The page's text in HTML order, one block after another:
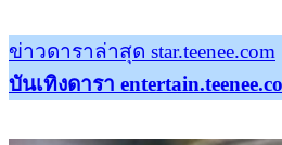
ข่าวดาราล่าสุด star.teenee.com
บันเทิงดารา